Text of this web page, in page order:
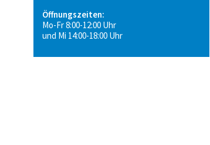
Öffnungszeiten:
Mo-Fr 8:00-12:00 Uhr
und Mi 14:00-18:00 Uhr